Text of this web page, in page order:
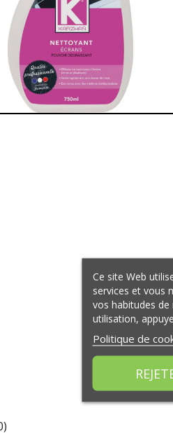
Ce site Web
services et vous
vos habitudes
utilisation,
Politique de